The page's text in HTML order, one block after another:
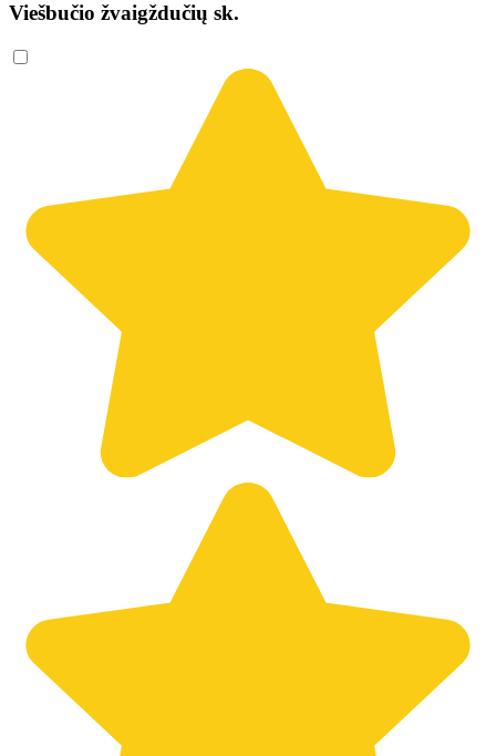
Viešbučio žvaigždučių sk.